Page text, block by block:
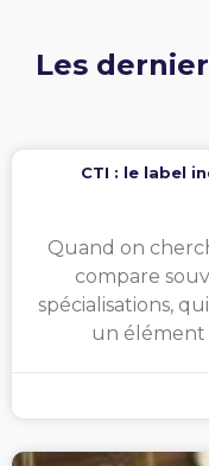
Les
CTI : le label
Quand on
compare
spécialisations,
un élément